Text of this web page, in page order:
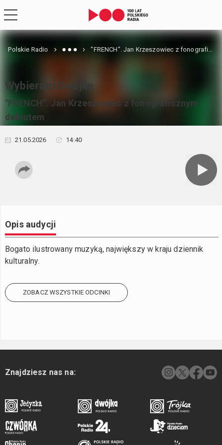
Polskie Radio "FRENCH". Jan Krzeszowiec z fonograficznym debiutem
Wybieram Dwójkę
"FRENCH". Jan Krzeszowiec z fonograficznym
debiutem
21.05.2026 14:40
Opis audycji
Bogato ilustrowany muzyką, największy w kraju dziennik
kulturalny.
ZOBACZ WSZYSTKIE ODCINKI
Znajdziesz nas na: